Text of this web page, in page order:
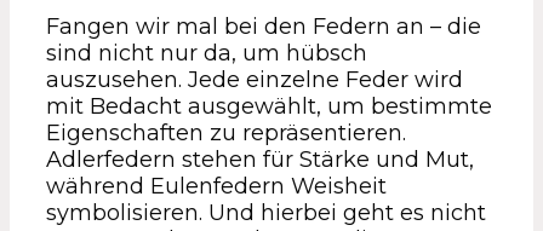
Fangen wir mal bei den Federn an – die
sind nicht nur da, um hübsch
auszusehen. Jede einzelne Feder wird
mit Bedacht ausgewählt, um bestimmte
Eigenschaften zu repräsentieren.
Adlerfedern stehen für Stärke und Mut,
während Eulenfedern Weisheit
symbolisieren. Und hierbei geht es nicht